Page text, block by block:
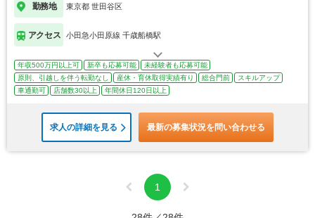
勤務地 東京都 世田谷区
アクセス 小田急小田原線 千歳船橋駅
年収500万円以上可 新卒も応募可能
未経験者も応募可能
原則、引越しを伴う転勤なし
産休・育休取得実績有り 総合門前
スキルアップ
車通勤可
店舗数30以上 年間休日120日以上
求人の詳細を見る 最新の募集状況を問い合わせる
1